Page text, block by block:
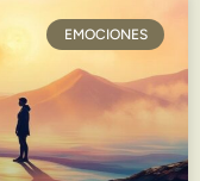
EMOCIONES